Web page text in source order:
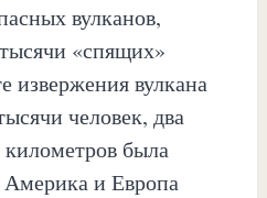
вулканов,
«спящих»
извержения вулкана
человек, два
была
и Европа